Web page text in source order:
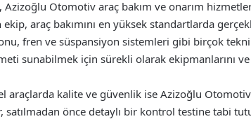
Azizoğlu Otomotiv araç bakım ve onarım
ekip, araç bakımını en yüksek standartlarda
fren ve süspansiyon sistemleri gibi birçok
sunabilmek için sürekli olarak ekipmanlarını
araçlarda kalite ve güvenlik ise Azizoğlu
satılmadan önce detaylı bir kontrol testine tabi